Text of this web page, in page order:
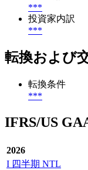
***
投資家内訳
***
転換および
転換条件
***
IFRS/US
2026
I 四半期 NTL